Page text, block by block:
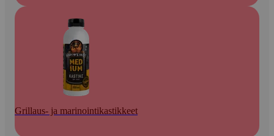
Grillaus- ja marinointikastikkeet